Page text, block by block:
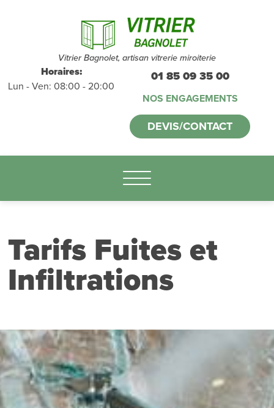
Vitrier Bagnolet, artisan vitrerie miroiterie
Horaires:
Lun - Ven: 08:00 - 20:00
01 85 09 35 00
NOS ENGAGEMENTS
DEVIS/CONTACT
déplacements
gratuitssans
engagement
appelez-nous :
01.85.09.35.00
Tarifs Fuites et
Infiltrations